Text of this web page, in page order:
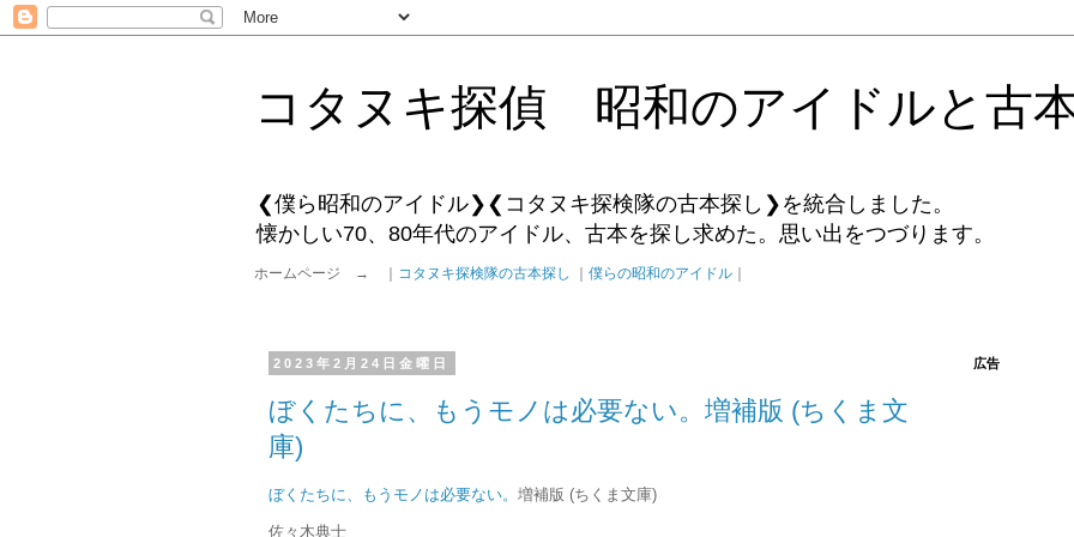
コタヌキ探偵 昭和のアイドルと古
❮僕ら昭和のアイドル❯❮コタヌキ探検隊の古本探し❯を統合しました。
懐かしい70、80年代のアイドル、古本を探し求めた。思い出をつづります。
ホームページ → ｜ コタヌキ探検隊の古本探し 僕らの昭和のアイドル
2023年2月24日金曜日
ぼくたちに、もうモノは必要ない。増補版 (ちくま文
庫)
ぼくたちに、もうモノは必要ない。 増補版 (ちくま文庫)
佐々木典士
広告